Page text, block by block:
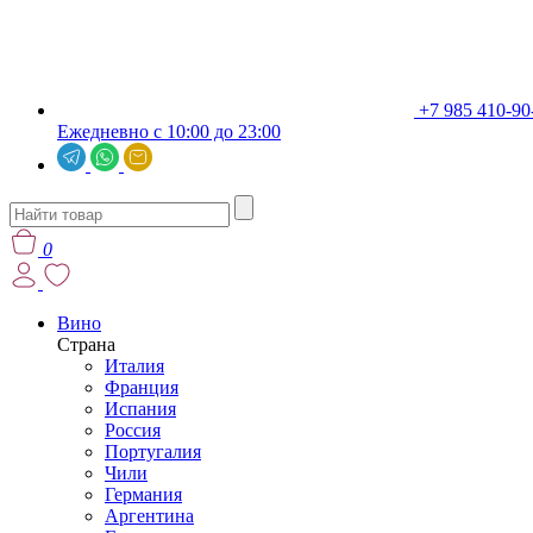
+7 985 410-
Ежедневно с 10:00 до 23:00
0
Вино
Страна
Италия
Франция
Испания
Россия
Португалия
Чили
Германия
Аргентина